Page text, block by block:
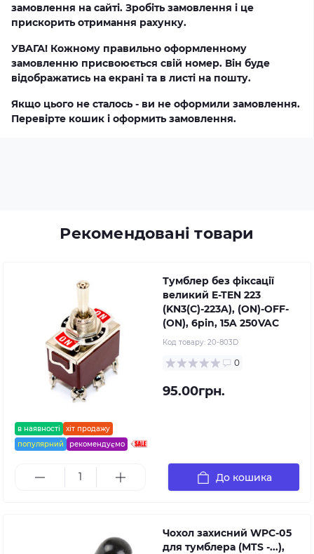
замовлення на сайті. Зробіть замовлення і це
прискорить отримання рахунку.
УВАГА! Кожному правильно оформленному
замовленню присвоюється свій номер. Він буде
відображатись на екрані та в листі на пошту.
Якщо цього не сталось - ви не оформили замовлення.
Перевірте кошик і оформить замовлення.
Рекомендовані товари
в наявності
хіт продажу
популярний
рекомендуємо
Тумблер без фіксації
великий E-TEN 223
(KN3(C)-223A), (ON)-OFF-
(ON), 6pin, 15A 250VAC
Код товару: 20-803D
0
95.00грн.
До кошика
Чохол захисний WPC-05
для тумблера (MTS -...),